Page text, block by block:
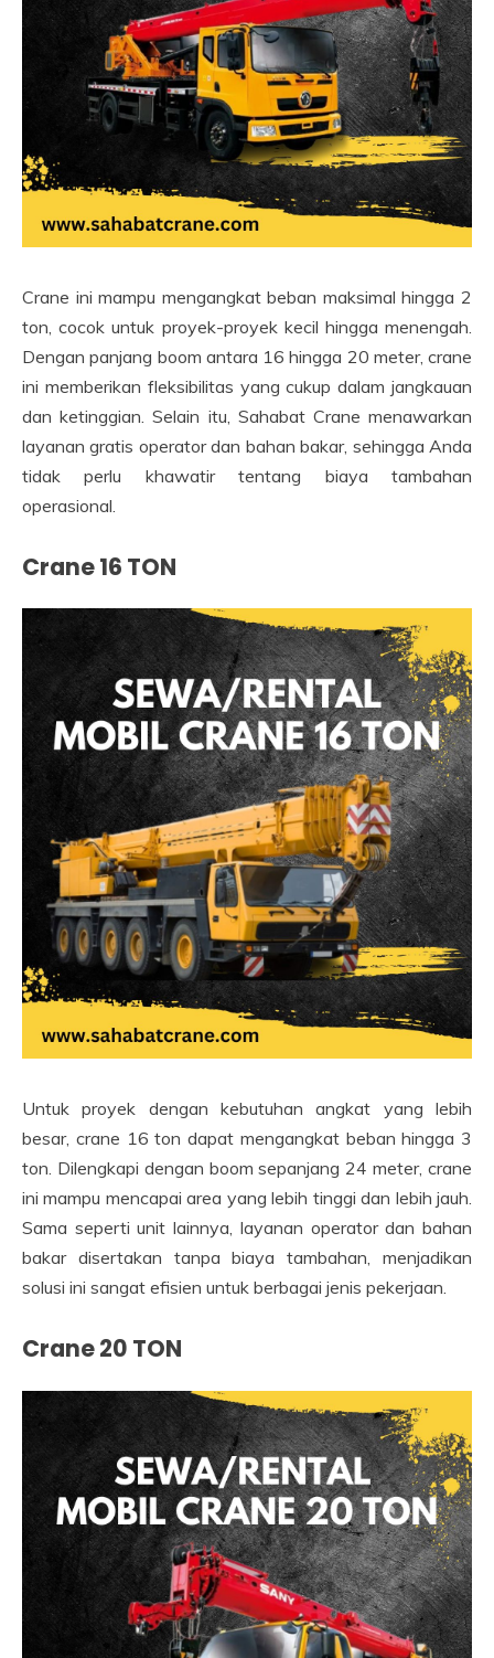
Crane ini mampu mengangkat beban maksimal hingga 2
ton, cocok untuk proyek-proyek kecil hingga menengah.
Dengan panjang boom antara 16 hingga 20 meter, crane
ini memberikan fleksibilitas yang cukup dalam jangkauan
dan ketinggian. Selain itu, Sahabat Crane menawarkan
layanan gratis operator dan bahan bakar, sehingga Anda
tidak perlu khawatir tentang biaya tambahan
operasional.
Crane 16 TON
Untuk proyek dengan kebutuhan angkat yang lebih
besar, crane 16 ton dapat mengangkat beban hingga 3
ton. Dilengkapi dengan boom sepanjang 24 meter, crane
ini mampu mencapai area yang lebih tinggi dan lebih jauh.
Sama seperti unit lainnya, layanan operator dan bahan
bakar disertakan tanpa biaya tambahan, menjadikan
solusi ini sangat efisien untuk berbagai jenis pekerjaan.
Crane 20 TON